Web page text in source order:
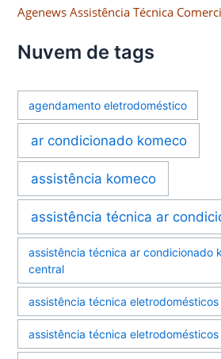
Agenews Assistência Técnica
Nuvem de tags
agendamento eletrodoméstico
ar condicionado komeco
assistência komeco
assistência técnica ar
assistência técnica ar condicionado
central
assistência técnica eletrodomésticos
assistência técnica